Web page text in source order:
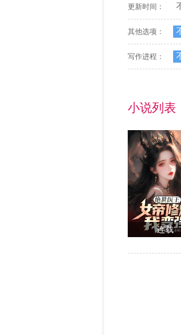
更新时间：
其他选项：
写作进程：
小说列表
连载